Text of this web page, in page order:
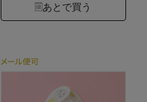
あとで買う